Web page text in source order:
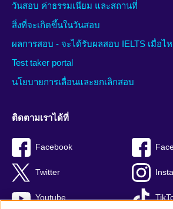
วันสอบ ค่าธรรมเนียม และสถานที่
สิ่งที่จะเกิดขึ้นในวันสอบ
ผลการสอบ - จะได้รับผลสอบ IELTS เมื่อไ
Test taker portal
นโยบายการเลื่อนและยกเลิกสอบ
ติดตามเราได้ที่
Facebook
Twitter
Youtube